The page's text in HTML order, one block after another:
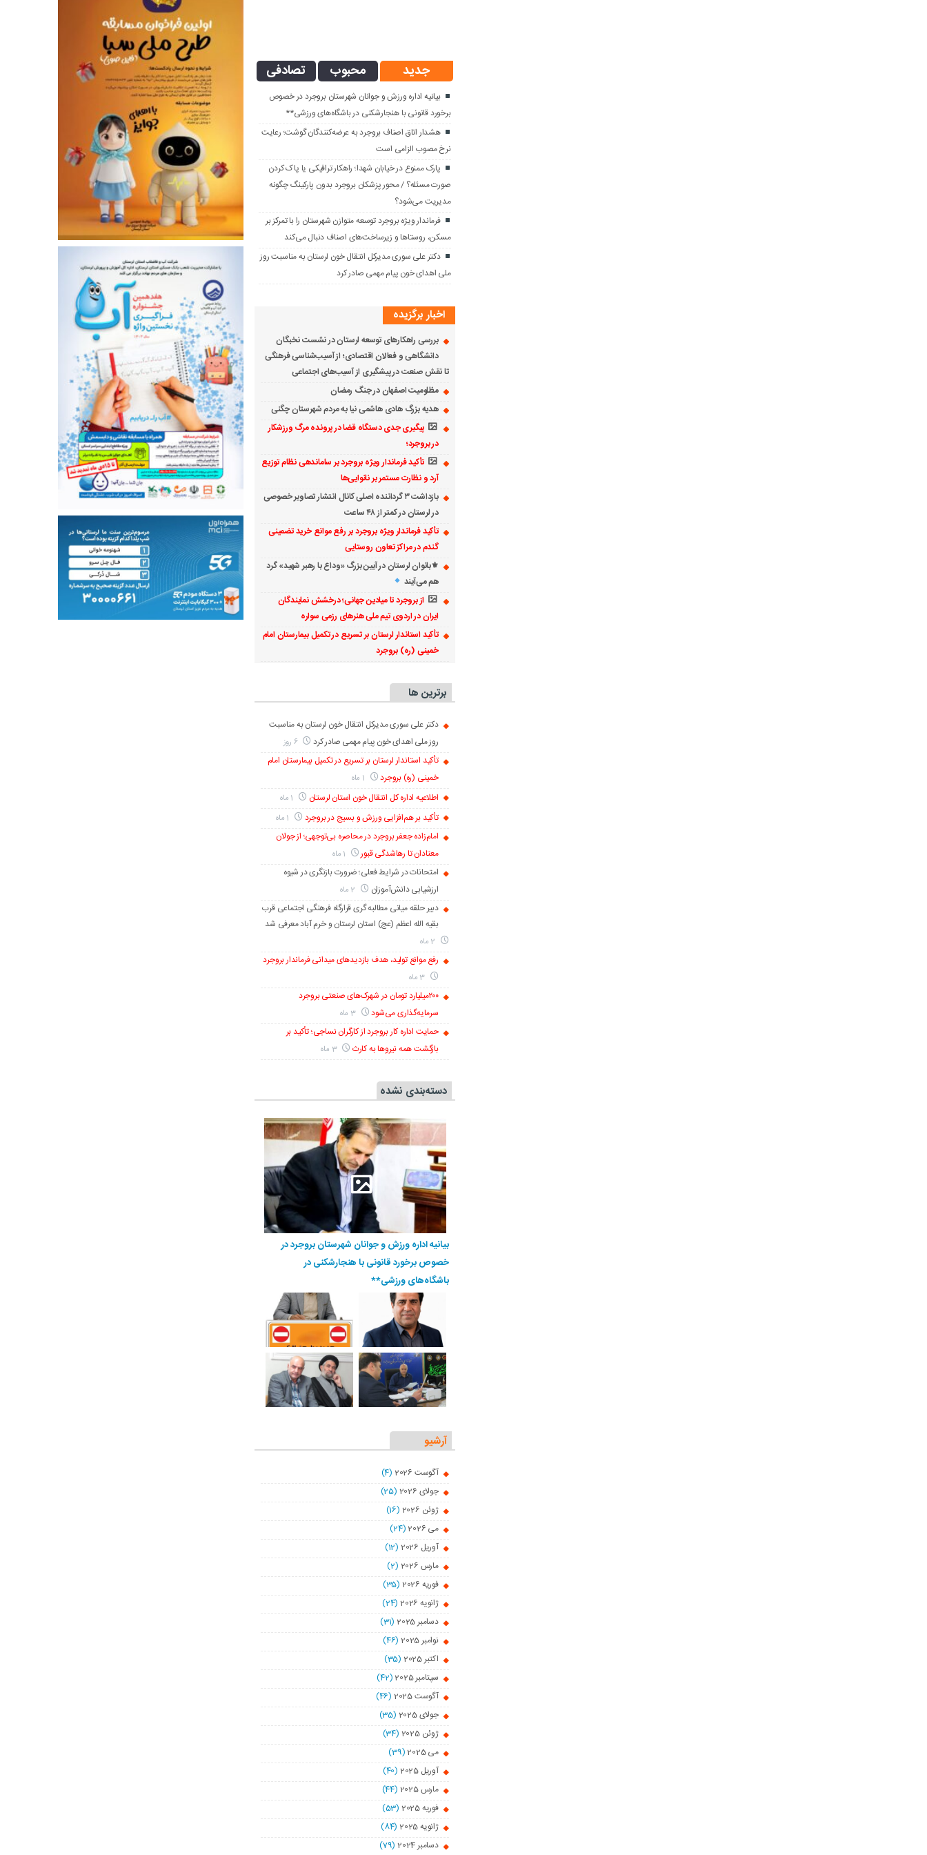
جدید محبوب تصادفی
بیانیه اداره ورزش و جوانان شهرستان بروجرد در خصوص
برخورد قانونی با هنجارشکنی در باشگاه‌های ورزشی**
هشدار اتاق اصناف بروجرد به عرضه‌کنندگان گوشت؛ رعایت
نرخ مصوب الزامی است
پارک ممنوع در خیابان شهدا؛ راهکار ترافیکی یا پاک کردن
صورت مسئله؟ / محور پزشکان بروجرد بدون پارکینگ چگونه
مدیریت می‌شود؟
فرماندار ویژه بروجرد توسعه متوازن شهرستان را با تمرکز بر
مسکن، روستاها و زیرساخت‌های اصناف دنبال می‌کند
دکتر علی سوری مدیرکل انتقال خون لرستان به مناسبت روز
ملی اهدای خون پیام مهمی صادر کرد
اخبار برگزیده
بررسی راهکارهای توسعه لرستان در نشست نخبگان
دانشگاهی و فعالان اقتصادی؛ از آسیب‌شناسی فرهنگی
تا نقش صنعت در پیشگیری از آسیب‌های اجتماعی
مظلومیت اصفهان در جنگ رمضان
هدیه بزرگ هادی هاشمی نیا به مردم شهرستان چگنی
پیگیری جدی دستگاه قضا در پرونده مرگ ورزشکار
در بروجرد؛
تأکید فرماندار ویژه بروجرد بر ساماندهی نظام توزیع
آرد و نظارت مستمر بر نانوایی‌ها
بازداشت ۳ گرداننده اصلی کانال انتشار تصاویر خصوصی
در لرستان در کمتر از ۴۸ ساعت
تأکید فرماندار ویژه بروجرد بر رفع موانع خرید تضمینی
گندم در مراکز تعاون روستایی
⚜بانوان لرستان در آیین بزرگ «وداع با رهبر شهید» گرد
هم می‌آیند
از بروجرد تا میادین جهانی؛ درخشش نمایندگان
ایران در اردوی تیم ملی هنرهای رزمی سواره
تأکید استاندار لرستان بر تسریع در تکمیل بیمارستان امام
خمینی (ره) بروجرد
برترین ها
دکتر علی سوری مدیرکل انتقال خون لرستان به مناسبت
روز ملی اهدای خون پیام مهمی صادر کرد
6 روز
تأکید استاندار لرستان بر تسریع در تکمیل بیمارستان امام
خمینی (ره) بروجرد
اطلاعیه اداره کل انتقال خون استان لرستان
تأکید بر هم‌افزایی ورزش و بسیج در بروجرد
امام‌زاده جعفر بروجرد در محاصره بی‌توجهی؛ از جولان
معتادان تا رهاشدگی قبور
امتحانات در شرایط فعلی؛ ضرورت بازنگری در شیوه
ارزشیابی دانش‌آموزان
دبیر حلقه میانی مطالبه گری قرارگاه فرهنگی اجتماعی قرب
بقیه الله اعظم (عج) استان لرستان و خرم آباد معرفی شد
رفع موانع تولید، هدف بازدیدهای میدانی فرماندار بروجرد
۲۰۰میلیارد تومان در شهرک‌های صنعتی بروجرد
سرمایه‌گذاری می‌شود
3 ماه
حمایت اداره کار بروجرد از کارگران نساجی؛ تأکید بر
بازگشت همه نیروها به کارث
3 ماه
دسته‌بندی نشده
بیانیه اداره ورزش و جوانان شهرستان بروجرد در
خصوص برخورد قانونی با هنجارشکنی در
باشگاه‌های ورزشی**
آرشیو
آگوست 2026
(4)
جولای 2026
(25)
ژوئن 2026
(16)
می 2026
(24)
آوریل 2026
(12)
مارس 2026
(2)
فوریه 2026
(35)
ژانویه 2026
(24)
دسامبر 2025
(31)
نوامبر 2025
(46)
اکتبر 2025
(35)
سپتامبر 2025
(42)
آگوست 2025
(46)
جولای 2025
(35)
ژوئن 2025
(34)
می 2025
(39)
آوریل 2025
(40)
مارس 2025
(44)
فوریه 2025
(53)
ژانویه 2025
(84)
دسامبر 2024
(79)